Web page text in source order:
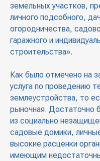
земельных участков,
личного подсобного,
огородничества,
гаражного и
строительства».
Как было отмечено на
услуга по проведению
землеустройства, то
рыночная. Достаточно
из социально
садовые домики,
высокие расценки
имеющим